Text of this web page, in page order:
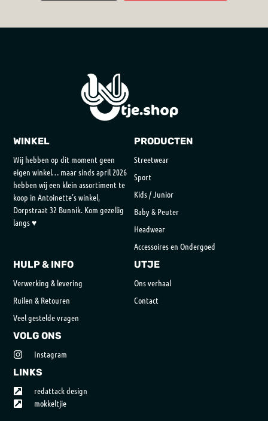
WINKEL
Wij hebben op dit moment geen
eigen winkel… maar sinds april 2026
hebben wij een klein assortiment te
koop in Antoinette’s winkel,
Dorpstraat 32 Bunnik. Kom gezellig
langs ♥
PRODUCTEN
Streetwear
Sport
Kids / Junior
Baby & Peuter
Headwear
Accessoires en Ondergoed
HULP & INFO
Verwerking & levering
Ruilen & Retouren
Veel gestelde vragen
UTJE
Ons verhaal
Contact
VOLG ONS
Instagram
LINKS
redattack design
mokkeltjie